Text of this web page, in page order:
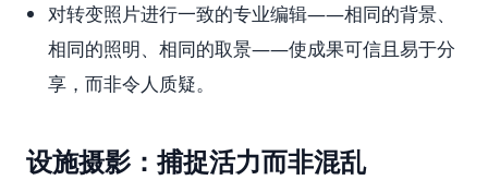
对转变照片进行一致的专业编辑——相同的背景、
相同的照明、相同的取景——使成果可信且易于分
享，而非令人质疑。
设施摄影：捕捉活力而非混乱